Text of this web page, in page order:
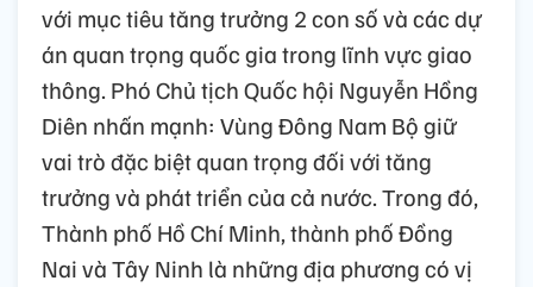
với mục tiêu tăng trưởng 2 con số và các dự
án quan trọng quốc gia trong lĩnh vực giao
thông. Phó Chủ tịch Quốc hội Nguyễn Hồng
Diên nhấn mạnh: Vùng Đông Nam Bộ giữ
vai trò đặc biệt quan trọng đối với tăng
trưởng và phát triển của cả nước. Trong đó,
Thành phố Hồ Chí Minh, thành phố Đồng
Nai và Tây Ninh là những địa phương có vị